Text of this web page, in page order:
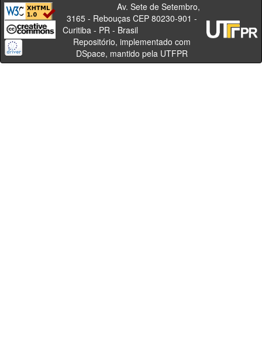
Av. Sete de Setembro,
3165 - Rebouças CEP 80230-901 -
Curitiba - PR - Brasil
Repositório, implementado com
DSpace, mantido pela UTFPR